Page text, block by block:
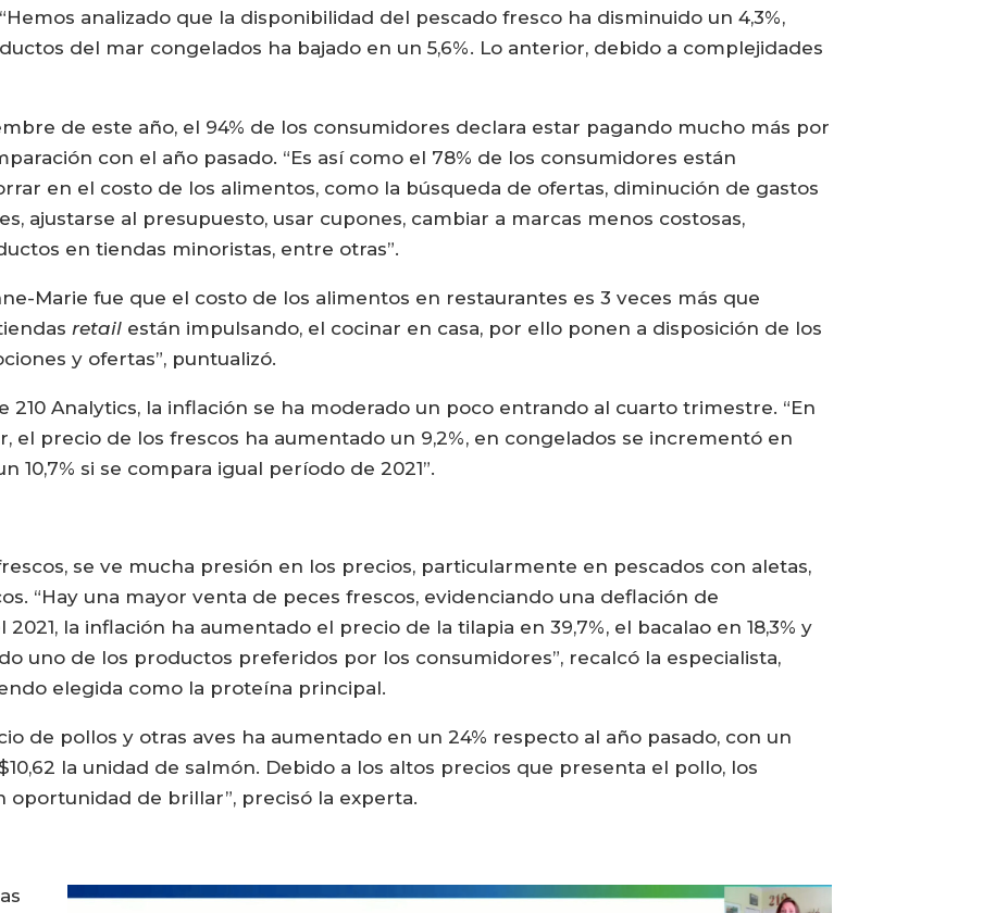
analizado que la disponibilidad del pescado fresco ha disminuido un 4,3%,
del mar congelados ha bajado en un 5,6%. Lo anterior, debido a complejidades
de este año, el 94% de los consumidores declara estar pagando mucho más por
con el año pasado. “Es así como el 78% de los consumidores están
en el costo de los alimentos, como la búsqueda de ofertas, diminución de gastos
ajustarse al presupuesto, usar cupones, cambiar a marcas menos costosas,
en tiendas minoristas, entre otras”.
Marie fue que el costo de los alimentos en restaurantes es 3 veces más que
retail están impulsando, el cocinar en casa, por ello ponen a disposición de los
y ofertas”, puntualizó.
210 Analytics, la inflación se ha moderado un poco entrando al cuarto trimestre. “En
el precio de los frescos ha aumentado un 9,2%, en congelados se incrementó en
10,7% si se compara igual período de 2021”.
se ve mucha presión en los precios, particularmente en pescados con aletas,
“Hay una mayor venta de peces frescos, evidenciando una deflación de
la inflación ha aumentado el precio de la tilapia en 39,7%, el bacalao en 18,3% y
uno de los productos preferidos por los consumidores”, recalcó la especialista,
elegida como la proteína principal.
de pollos y otras aves ha aumentado en un 24% respecto al año pasado, con un
la unidad de salmón. Debido a los altos precios que presenta el pollo, los
de brillar”, precisó la experta.